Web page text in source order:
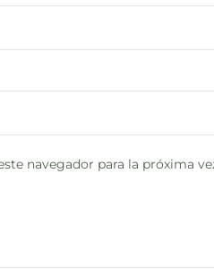
navegador para la próxima